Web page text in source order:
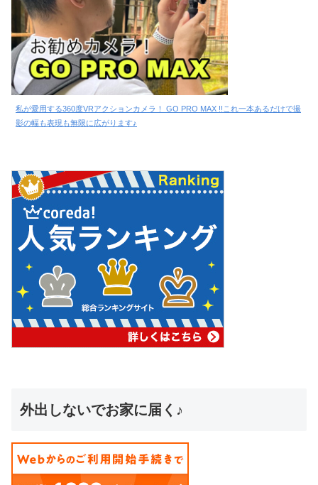
私が愛用する360度VRアクションカメラ！ GO PRO MAX !!これ一本あるだけで撮
影の幅も表現も無限に広がります♪
外出しないでお家に届く♪